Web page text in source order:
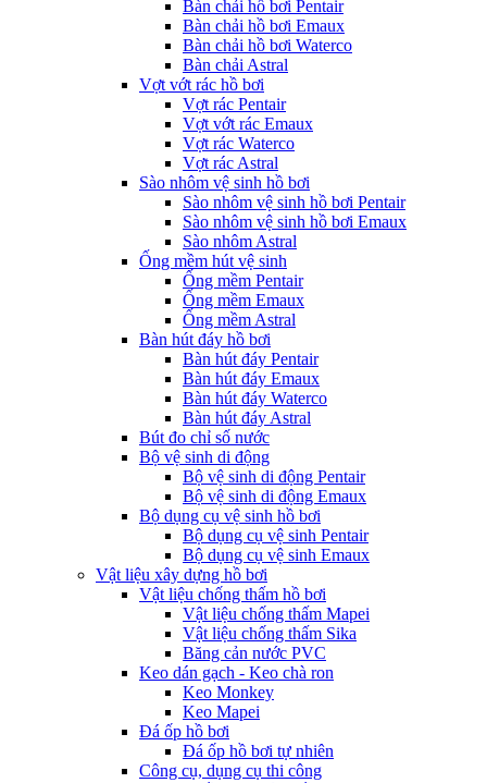
Bàn chải hồ bơi Pentair
Bàn chải hồ bơi Emaux
Bàn chải hồ bơi Waterco
Bàn chải Astral
Vợt vớt rác hồ bơi
Vợt rác Pentair
Vợt vớt rác Emaux
Vợt rác Waterco
Vợt rác Astral
Sào nhôm vệ sinh hồ bơi
Sào nhôm vệ sinh hồ bơi Pentair
Sào nhôm vệ sinh hồ bơi Emaux
Sào nhôm Astral
Ống mềm hút vệ sinh
Ống mềm Pentair
Ống mềm Emaux
Ống mềm Astral
Bàn hút đáy hồ bơi
Bàn hút đáy Pentair
Bàn hút đáy Emaux
Bàn hút đáy Waterco
Bàn hút đáy Astral
Bút đo chỉ số nước
Bộ vệ sinh di động
Bộ vệ sinh di động Pentair
Bộ vệ sinh di động Emaux
Bộ dụng cụ vệ sinh hồ bơi
Bộ dụng cụ vệ sinh Pentair
Bộ dụng cụ vệ sinh Emaux
Vật liệu xây dựng hồ bơi
Vật liệu chống thấm hồ bơi
Vật liệu chống thấm Mapei
Vật liệu chống thấm Sika
Băng cản nước PVC
Keo dán gạch - Keo chà ron
Keo Monkey
Keo Mapei
Đá ốp hồ bơi
Đá ốp hồ bơi tự nhiên
Công cụ, dụng cụ thi công